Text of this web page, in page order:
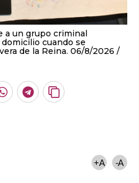
a un grupo criminal
cuando se
de la Reina. 06/8/2026
Whatsapp
Telegram
Copiar
+A -A